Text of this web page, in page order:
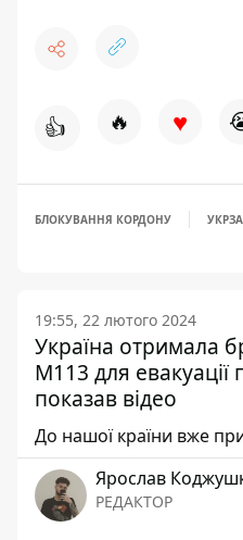
👍 🔥 ♥
БЛОКУВАННЯ КОРДОНУ
19:55, 22 лютого 2024
Україна отримала
M113 для
показав відео
До нашої країни вже
Ярослав
РЕДАКТОР